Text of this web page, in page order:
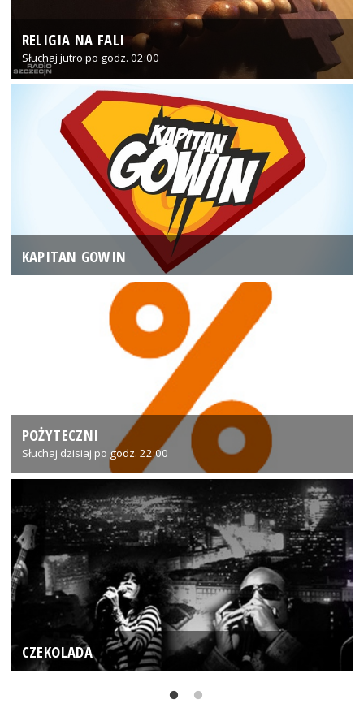
RELIGIA NA FALI
Słuchaj jutro po godz. 02:00
KAPITAN GOWIN
POŻYTECZNI
Słuchaj dzisiaj po godz. 22:00
CZEKOLADA